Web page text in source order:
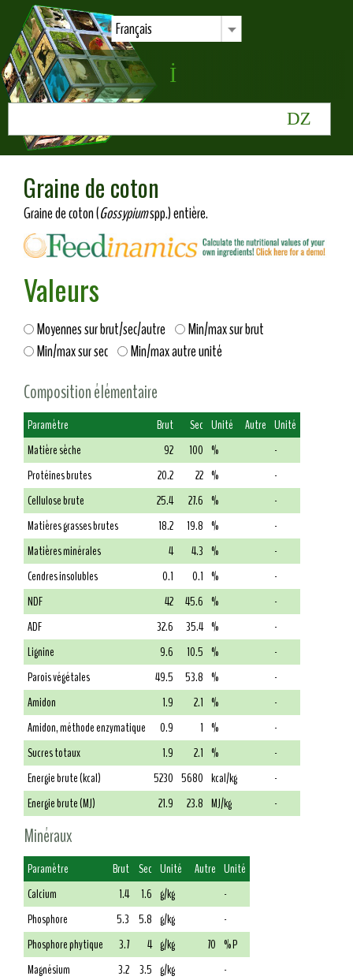
Français
Graine de coton
Graine de coton (Gossypiumspp.) entière.
Valeurs
Moyennes sur brut/sec/autre
Min/max sur brut
Min/max sur sec
Min/max autre unité
Composition élémentaire
Paramètre Brut Sec Unité Autre Unité
Matière sèche
92 100 %
-
Protéines brutes
20.2 22 %
-
Cellulose brute
25.4 27.6 %
-
Matières grasses brutes
18.2 19.8 %
-
Matières minérales
4 4.3 %
-
Cendres insolubles
0.1 0.1 %
-
NDF
42 45.6 %
-
ADF
32.6 35.4 %
-
Lignine
9.6 10.5 %
-
Parois végétales
49.5 53.8 %
-
Amidon
1.9 2.1 %
-
Amidon, méthode enzymatique
0.9 1 %
-
Sucres totaux
1.9 2.1 %
-
Energie brute (kcal)
5230 5680 kcal/kg
-
Energie brute (MJ)
21.9 23.8 MJ/kg -
Minéraux
Paramètre Brut Sec Unité Autre Unité
Calcium
1.4 1.6 g/kg
-
Phosphore
5.3 5.8 g/kg
-
Phosphore phytique
3.7 4 g/kg 70 % P
Magnésium
3.2 3.5 g/kg
-